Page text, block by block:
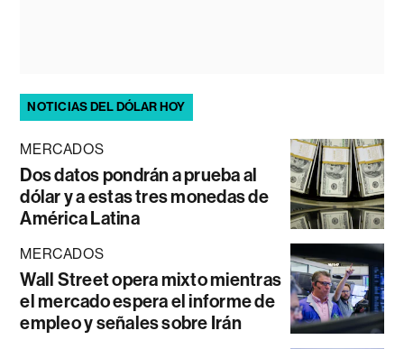
NOTICIAS DEL DÓLAR HOY
MERCADOS
Dos datos pondrán a prueba al
dólar y a estas tres monedas de
América Latina
MERCADOS
Wall Street opera mixto mientras
el mercado espera el informe de
empleo y señales sobre Irán